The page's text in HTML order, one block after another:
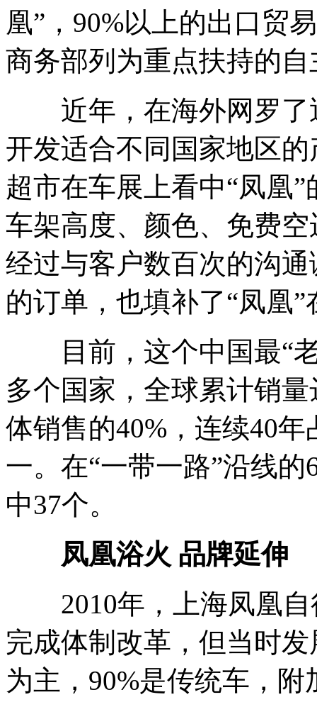
凰”，90%以上的出口贸
商务部列为重点扶持的
近年，在海外网罗了
开发适合不同国家地区
超市在车展上看中“凤凰
车架高度、颜色、免费
经过与客户数百次的沟
的订单，也填补了“凤凰
目前，这个中国最“老
多个国家，全球累计销
体销售的40%，连续40
一。在“一带一路”沿线
中37个。
凤凰浴火 品牌延伸
2010年，上海凤凰自
完成体制改革，但当时
为主，90%是传统车，